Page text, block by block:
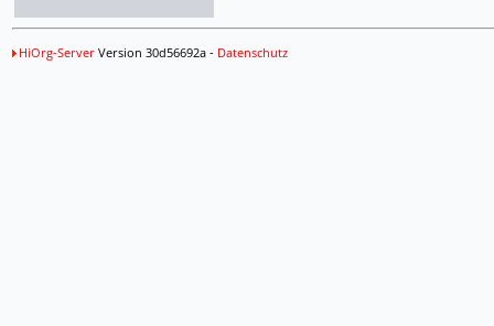
HiOrg-ServerVersion 30d56692a - Datenschutz